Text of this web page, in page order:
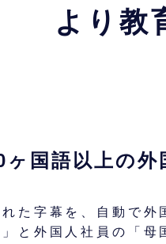
より教
ヶ国語以上の外
た字幕を、自動で外
と外国人社員の「母